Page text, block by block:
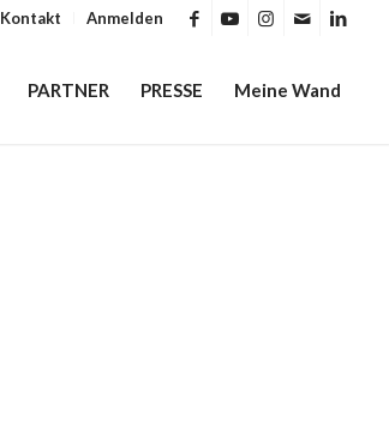
Kontakt Anmelden
PARTNER PRESSE Meine Wand